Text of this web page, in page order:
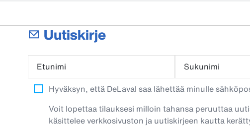
Uutiskirje
Etunimi Sukunimi
Hyväksyn, että DeLaval saa lähettää minulle
Voit lopettaa tilauksesi milloin tahansa peruuttaa
käsittelee verkkosivuston ja uutiskirjeen kautta